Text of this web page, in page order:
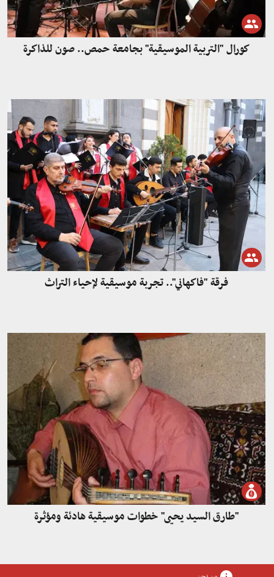
كورال "التربية الموسيقية" بجامعة حمص.. صون للذاكرة
فرقة "فاكهاني".. تجربة موسيقية لإحياء التراث
"طارق السيد يحيى" خطوات موسيقية هادئة ومؤثرة